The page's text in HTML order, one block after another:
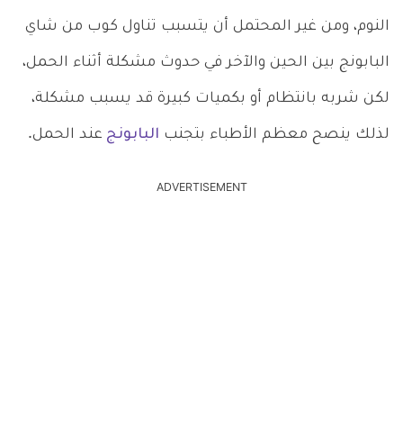
النوم، ومن غير المحتمل أن يتسبب تناول كوب من شاي
البابونج بين الحين والآخر في حدوث مشكلة أثناء الحمل،
لكن شربه بانتظام أو بكميات كبيرة قد يسبب مشكلة،
لذلك ينصح معظم الأطباء بتجنب البابونج عند الحمل.
ADVERTISEMENT